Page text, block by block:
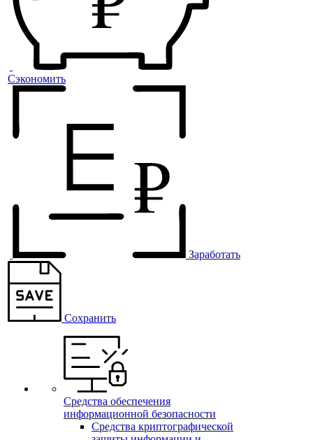
Сэкономить
Заработать
Сохранить
Средства обеспечения
информационной безопасности
Средства криптографической